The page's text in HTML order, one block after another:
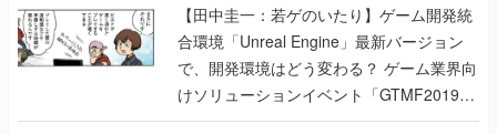
【田中圭一：若ゲのいたり】ゲーム開発統
合環境「Unreal Engine」最新バージョン
で、開発環境はどう変わる？ ゲーム業界向
けソリューションイベント「GTMF2019」
に行って、より理解を深めよう【PR】